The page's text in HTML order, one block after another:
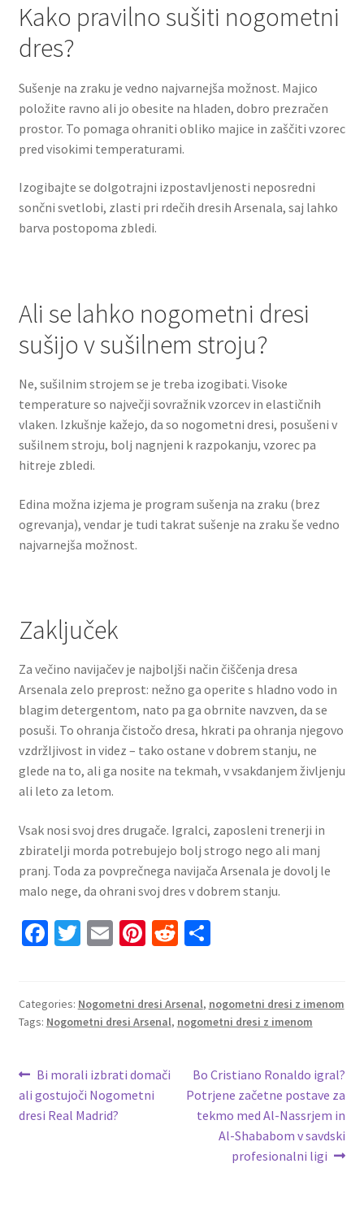
Kako pravilno sušiti nogometni
dres?
Sušenje na zraku je vedno najvarnejša možnost. Majico
položite ravno ali jo obesite na hladen, dobro prezračen
prostor. To pomaga ohraniti obliko majice in zaščiti vzorec
pred visokimi temperaturami.
Izogibajte se dolgotrajni izpostavljenosti neposredni
sončni svetlobi, zlasti pri rdečih dresih Arsenala, saj lahko
barva postopoma zbledi.
Ali se lahko nogometni dresi
sušijo v sušilnem stroju?
Ne, sušilnim strojem se je treba izogibati. Visoke
temperature so največji sovražnik vzorcev in elastičnih
vlaken. Izkušnje kažejo, da so nogometni dresi, posušeni v
sušilnem stroju, bolj nagnjeni k razpokanju, vzorec pa
hitreje zbledi.
Edina možna izjema je program sušenja na zraku (brez
ogrevanja), vendar je tudi takrat sušenje na zraku še vedno
najvarnejša možnost.
Zaključek
Za večino navijačev je najboljši način čiščenja dresa
Arsenala zelo preprost: nežno ga operite s hladno vodo in
blagim detergentom, nato pa ga obrnite navzven, da se
posuši. To ohranja čistočo dresa, hkrati pa ohranja njegovo
vzdržljivost in videz – tako ostane v dobrem stanju, ne
glede na to, ali ga nosite na tekmah, v vsakdanjem življenju
ali leto za letom.
Vsak nosi svoj dres drugače. Igralci, zaposleni trenerji in
zbiratelji morda potrebujejo bolj strogo nego ali manj
pranj. Toda za povprečnega navijača Arsenala je dovolj le
malo nege, da ohrani svoj dres v dobrem stanju.
Fa
o
o
T
er
E
l
Pi
es
t
R
di
t
S
e
Categories: Nogometni dresi Arsenal, nogometni dresi z imenom
Tags: Nogometni dresi Arsenal, nogometni dresi z imenom
Navigacija
prispevka
Previous
post:
Bi morali izbrati domači
ali gostujoči Nogometni
dresi Real Madrid?
Next
post:
Bo Cristiano Ronaldo igral?
Potrjene začetne postave za
tekmo med Al-Nassrjem in
Al-Shababom v savdski
profesionalni ligi